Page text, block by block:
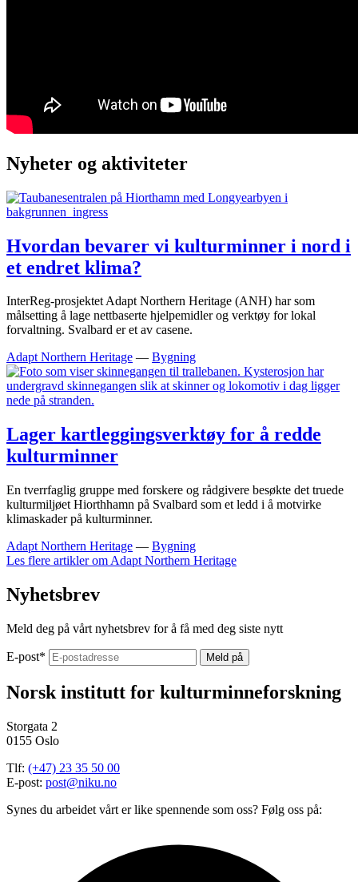
Nyheter og aktiviteter
Hvordan bevarer vi kulturminner i nord i
et endret klima?
InterReg-prosjektet Adapt Northern Heritage (ANH) har som
målsetting å lage nettbaserte hjelpemidler og verktøy for lokal
forvaltning. Svalbard er et av casene.
Adapt Northern Heritage — Bygning
Lager kartleggingsverktøy for å redde
kulturminner
En tverrfaglig gruppe med forskere og rådgivere besøkte det truede
kulturmiljøet Hiorthhamn på Svalbard som et ledd i å motvirke
klimaskader på kulturminner.
Adapt Northern Heritage — Bygning
Les flere artikler om Adapt Northern Heritage
Nyhetsbrev
Meld deg på vårt nyhetsbrev for å få med deg siste nytt
E-post*
Norsk institutt for kulturminneforskning
Storgata 2
0155 Oslo
Tlf: (+47) 23 35 50 00
E-post: post@niku.no
Synes du arbeidet vårt er like spennende som oss? Følg oss på: